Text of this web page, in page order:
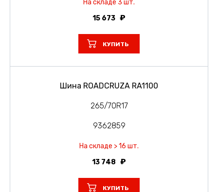
На складе 3 шт.
15 673
КУПИТЬ
Шина ROADCRUZA RA1100
265/70R17
9362859
На складе > 16 шт.
13 748
КУПИТЬ